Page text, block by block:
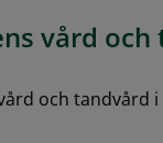
vård och
och tandvård